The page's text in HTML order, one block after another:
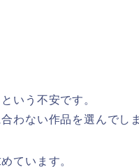
いう不安です。
わない作品を選んでし
ています。